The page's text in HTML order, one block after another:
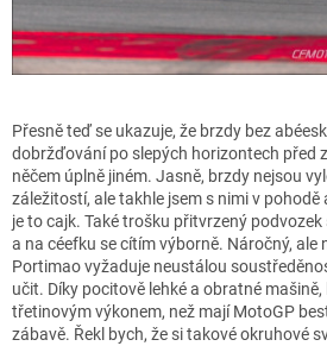
Přesně teď se ukazuje, že brzdy bez
dobržďování po slepých horizontech před
něčem úplně jiném. Jasně, brzdy nejsou
záležitostí, ale takhle jsem s nimi v
je to cajk. Také trošku přitvrzený
a na céefku se cítím výborně. Náročný, ale
Portimao vyžaduje neustálou
učit. Díky pocitově lehké a obratné
třetinovým výkonem, než mají MotoGP
zábavě. Řekl bych, že si takové okruhové